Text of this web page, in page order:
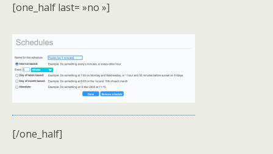
[one_half last= »no »]
[/one_half]